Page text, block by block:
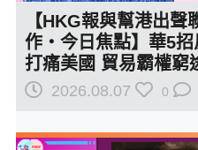
【HKG報與幫港出聲
作‧今日焦點】華5招
打痛美國 貿易霸權窮
國開新路
2026.08.07 0